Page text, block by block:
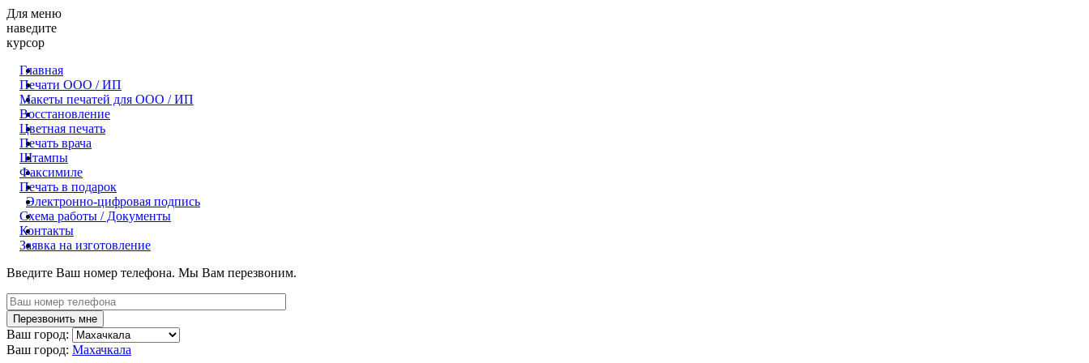
Для меню
наведите
курсор
Главная
Печати ООО / ИП
Макеты печатей для OOO / ИП
Восстановление
Цветная печать
Печать врача
Штампы
Факсимиле
Печать в подарок
Электронно-цифровая подпись
Схема работы / Документы
Контакты
Заявка на изготовление
Введите Ваш номер телефона. Мы Вам перезвоним.
Ваш город:
Ваш город: Махачкала